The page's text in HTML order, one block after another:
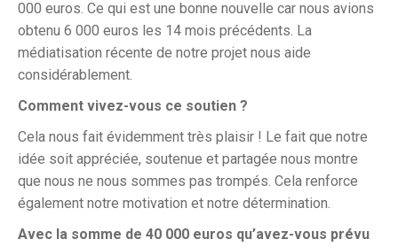
000 euros. Ce qui est une bonne nouvelle car nous avions
obtenu 6 000 euros les 14 mois précédents. La
médiatisation récente de notre projet nous aide
considérablement.
Comment vivez-vous ce soutien ?
Cela nous fait évidemment très plaisir ! Le fait que notre
idée soit appréciée, soutenue et partagée nous montre
que nous ne nous sommes pas trompés. Cela renforce
également notre motivation et notre détermination.
Avec la somme de 40 000 euros qu’avez-vous prévu